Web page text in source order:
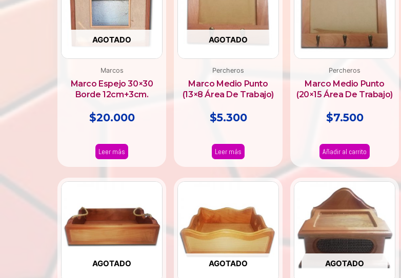
AGOTADO
Marcos
Marco Espejo 30×30
Borde 12cm+3cm.
$20.000
Leer más
AGOTADO
Percheros
Marco Medio Punto
(13×8 Área De Trabajo)
$5.300
Leer más
Percheros
Marco Medio Punto
(20×15 Área De Trabajo)
$7.500
Añadir al carrito
AGOTADO AGOTADO AGOTADO